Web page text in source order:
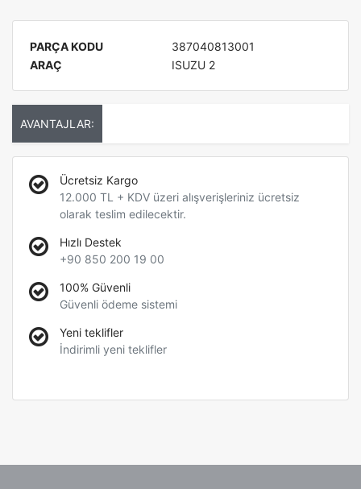
PARÇA KODU
387040813001
ARAÇ
ISUZU 2
AVANTAJLAR:
Ücretsiz Kargo
12.000 TL + KDV üzeri alışverişleriniz ücretsiz
olarak teslim edilecektir.
Hızlı Destek
+90 850 200 19 00
100% Güvenli
Güvenli ödeme sistemi
Yeni teklifler
İndirimli yeni teklifler